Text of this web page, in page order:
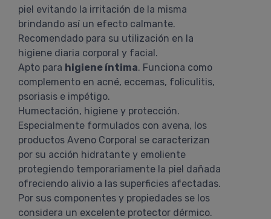
piel evitando la irritación de la misma
brindando así un efecto calmante.
Recomendado para su utilización en la
higiene diaria corporal y facial.
Apto para higiene íntima. Funciona como
complemento en acné, eccemas, foliculitis,
psoriasis e impétigo.
Humectación, higiene y protección.
Especialmente formulados con avena, los
productos Aveno Corporal se caracterizan
por su acción hidratante y emoliente
protegiendo temporariamente la piel dañada
ofreciendo alivio a las superficies afectadas.
Por sus componentes y propiedades se los
considera un excelente protector dérmico.